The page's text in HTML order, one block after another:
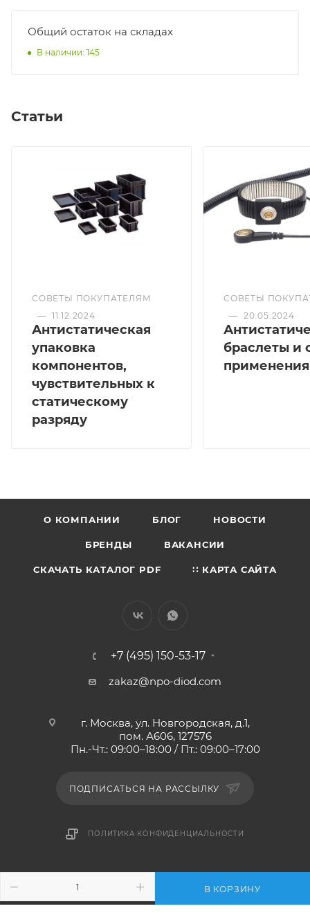
В КОРЗИНУ
Общий остаток на складах
В наличии: 145
Статьи
СОВЕТЫ ПОКУПАТЕЛЯМ
— 11.12.2024
Антистатическая
упаковка
компонентов,
чувствительных к
статическому
разряду
СОВЕТЫ
— 20.05.2024
браслеты и
применения
О КОМПАНИИ БЛОГ НОВОСТИ
БРЕНДЫ ВАКАНСИИ
СКАЧАТЬ КАТАЛОГ PDF ∷ КАРТА САЙТА
+7 (495) 150-53-17
zakaz@npo-diod.com
г. Москва, ул. Новгородская, д.1,
пом. А606, 127576
Пн.-Чт.: 09:00–18:00 / Пт.: 09:00–17:00
ПОДПИСАТЬСЯ НА РАССЫЛКУ
ПОЛИТИКА КОНФИДЕНЦИАЛЬНОСТИ
2010-2026 © НПО ДИОД - интернет-магазин
антистатической одежды и обуви, мебели и оснащения.